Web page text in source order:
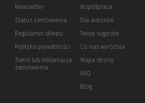
Newsletter
Status zamówienia
Regulamin sklepu
Polityka prywatności (Nowe
(Link
innej
Zwrot lub reklamacja
zamówienia
Współpraca
Dla autorów(Nowe
(Link
innej
Twoje sugestie
Co nas wyróżnia
Mapa strony
FAQ
Blog